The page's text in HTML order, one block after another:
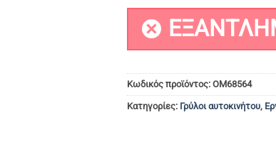
Κωδικός προϊόντος: OM68564
Κατηγορίες: Γρύλοι αυτοκινήτου,